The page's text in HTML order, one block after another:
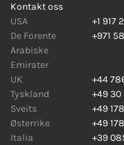
Kontakt oss
USA
+1 917
De Forente
Arabiske
Emirater
+971
UK
+44
Tyskland
+49 30
Sveits
+49
Østerrike
+49
Italia
+39